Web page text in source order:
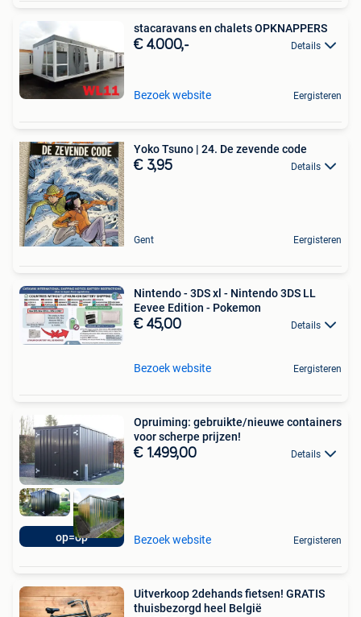
stacaravans en chalets OPKNAPPERS
€ 4.000,- Details
Bezoek website Eergisteren
Yoko Tsuno | 24. De zevende code
€ 3,95 Details
Gent Eergisteren
Nintendo - 3DS xl - Nintendo 3DS LL
Eevee Edition - Pokemon
€ 45,00 Details
Bezoek website Eergisteren
op=op
Opruiming: gebruikte/nieuwe containers
voor scherpe prijzen!
€ 1.499,00 Details
Bezoek website Eergisteren
Uitverkoop 2dehands fietsen! GRATIS
thuisbezorgd heel België